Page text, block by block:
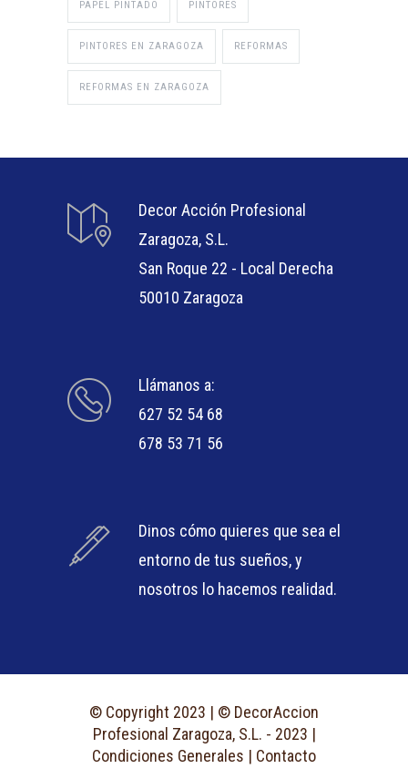
PAPEL PINTADO PINTORES
PINTORES EN ZARAGOZA REFORMAS
REFORMAS EN ZARAGOZA
Decor Acción Profesional
Zaragoza, S.L.
San Roque 22 - Local Derecha
50010 Zaragoza
Llámanos a:
627 52 54 68
678 53 71 56
Dinos cómo quieres que sea el
entorno de tus sueños, y
nosotros lo hacemos realidad.
© Copyright 2023 | © DecorAccion
Profesional Zaragoza, S.L. - 2023 |
Condiciones Generales | Contacto